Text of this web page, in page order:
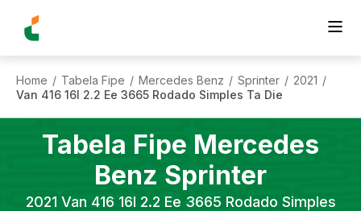
Home / Tabela Fipe / Mercedes Benz / Sprinter / 2021 /
Van 416 16l 2.2 Ee 3665 Rodado Simples Ta Die
Tabela Fipe Mercedes
Benz Sprinter
2021 Van 416 16l 2.2 Ee 3665 Rodado Simples